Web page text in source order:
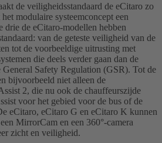
de veiligheidsstandaard de eCitaro zo
modulaire systeemconcept een
drie de eCitaro-modellen hebben
van de geteste veiligheid van de
tot de voorbeeldige uitrusting met
die deels verder gaan dan de
General Safety Regulation (GSR). Tot de
bijvoorbeeld niet alleen de
2, die nu ook de chauffeurszijde
voor het gebied voor de bus of de
eCitaro, eCitaro G en eCitaro K kunnen
MirrorCam en een 360°-camera
zicht en veiligheid.